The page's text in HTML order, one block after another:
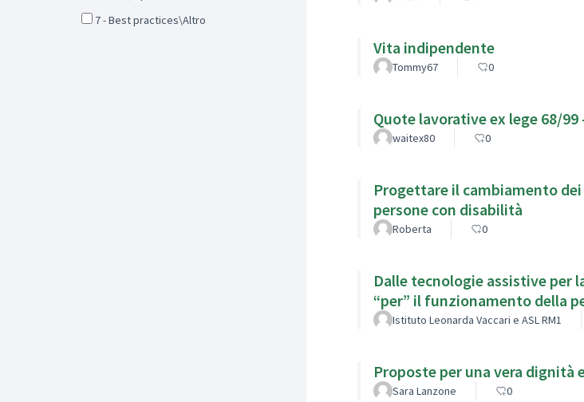
7 - Best practices\Altro
Vita indipendente
Tommy67 0
Quote lavorative ex lege 68/99
waitex80 0
Progettare il cambiamento
persone con disabilità
Roberta 0
Dalle tecnologie assistive per
“per” il funzionamento della
Istituto Leonarda Vaccari e ASL RM1
Proposte per una vera dignità
Sara Lanzone 0